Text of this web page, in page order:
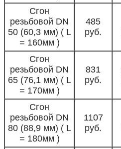
Сгон
резьбовой DN
50 (60,3 мм) ( L
= 160мм )
485
руб.
Сгон
резьбовой DN
65 (76,1 мм) ( L
= 170мм )
831
руб.
Сгон
резьбовой DN
80 (88,9 мм) ( L
= 180мм )
1107
руб.